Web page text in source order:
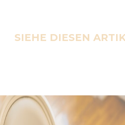
SIEHE DIESEN